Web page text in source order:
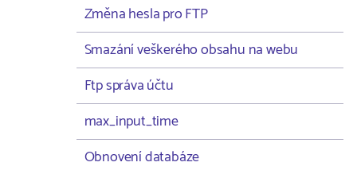
Změna hesla pro FTP
Smazání veškerého obsahu na webu
Ftp správa účtu
max_input_time
Obnovení databáze